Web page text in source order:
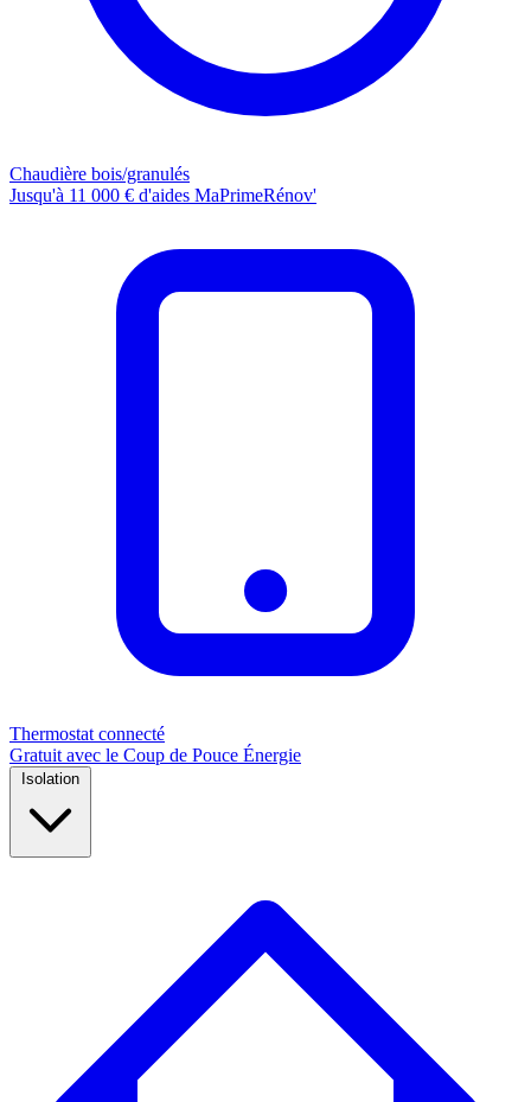
Chaudière bois/granulés
Jusqu'à 11 000 € d'aides MaPrimeRénov'
Thermostat connecté
Gratuit avec le Coup de Pouce Énergie